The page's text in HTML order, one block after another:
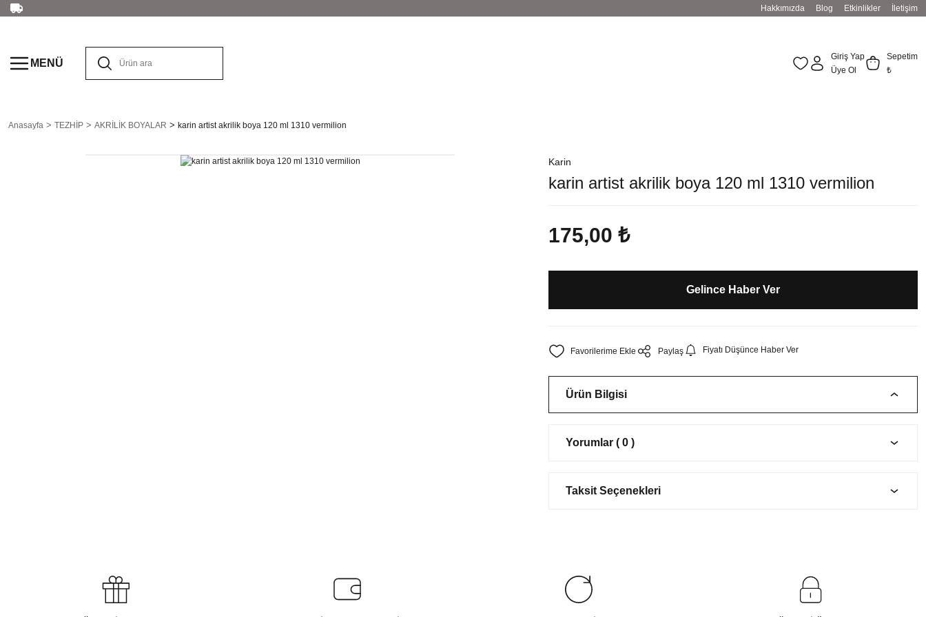
Hakkımızda Blog Etkinlikler İletişim
MENÜ
Giriş Yap
Üye Ol
Sepetim
₺
Anasayfa TEZHİP AKRİLİK BOYALAR karin artist akrilik boya 120 ml 1310 vermilion
Karin
karin artist akrilik boya 120 ml 1310 vermilion
175,00 ₺
Gelince Haber Ver
Paylaş Fiyatı Düşünce Haber Ver
Ürün Bilgisi
Yorumlar ( 0 )
Taksit Seçenekleri